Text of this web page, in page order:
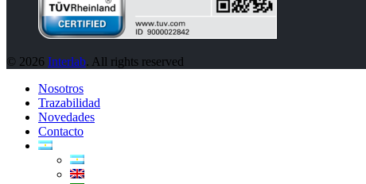
© 2026 Interlab. All rights reserved
Nosotros
Trazabilidad
Novedades
Contacto